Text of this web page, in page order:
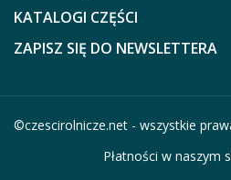
KATALOGI CZĘŚCI
ZAPISZ SIĘ DO NEWSLETTERA
©czescirolnicze.net - wszystkie
Płatności w naszym